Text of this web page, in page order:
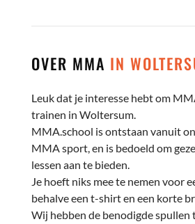
OVER MMA IN
Leuk dat je interesse hebt om
trainen in Woltersum.
MMA.school is ontstaan vanuit
MMA sport, en is bedoeld om
lessen aan te bieden.
Je hoeft niks mee te nemen voor
behalve een t-shirt en een korte
Wij hebben de benodigde spullen